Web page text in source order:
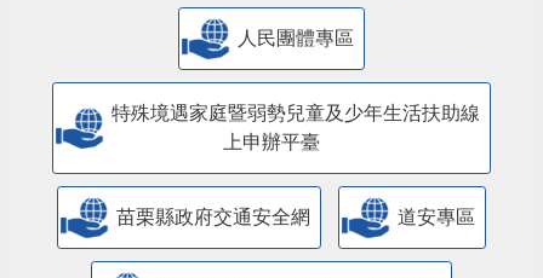
人民團體專區
特殊境遇家庭暨弱勢兒童及少年生活扶助線
上申辦平臺
苗栗縣政府交通安全網 道安專區